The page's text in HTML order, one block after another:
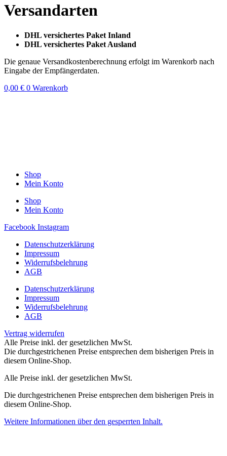
Versandarten
DHL versichertes Paket Inland
DHL versichertes Paket Ausland
Die genaue Versandkostenberechnung erfolgt im Warenkorb nach
Eingabe der Empfängerdaten.
0,00 € 0 Warenkorb
Shop
Mein Konto
Shop
Mein Konto
Facebook Instagram
Datenschutzerklärung
Impressum
Widerrufsbelehrung
AGB
Datenschutzerklärung
Impressum
Widerrufsbelehrung
AGB
Vertrag widerrufen
Alle Preise inkl. der gesetzlichen MwSt.
Die durchgestrichenen Preise entsprechen dem bisherigen Preis in
diesem Online-Shop.
Alle Preise inkl. der gesetzlichen MwSt.
Die durchgestrichenen Preise entsprechen dem bisherigen Preis in
diesem Online-Shop.
Weitere Informationen über den gesperrten Inhalt.